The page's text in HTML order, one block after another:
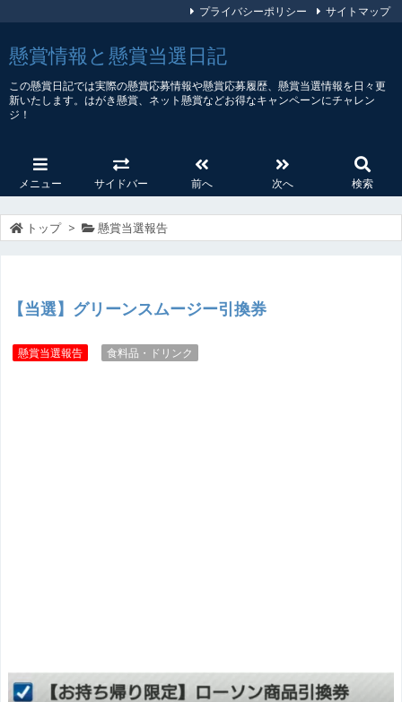
懸賞情報と懸賞当選日記
この懸賞日記では実際の懸賞応募情報や懸賞応募履歴、懸賞当選情報を日々更
新いたします。はがき懸賞、ネット懸賞などお得なキャンペーンにチャレン
ジ！
メニュー サイドバー 前へ 次へ 検索
プライバシーポリシー サイトマップ
トップ > 懸賞当選報告
【当選】グリーンスムージー引換券
懸賞当選報告 食料品・ドリンク